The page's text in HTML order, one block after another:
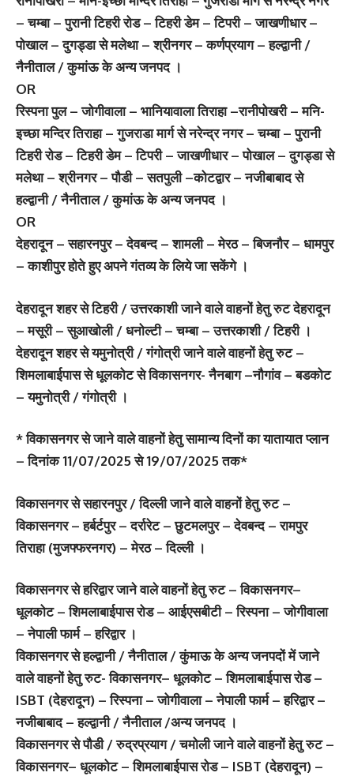
– चम्बा – पुरानी टिहरी रोड – टिहरी डेम – टिपरी – जाखणीधार –
पोखाल – दुगड्डा से मलेथा – श्रीनगर – कर्णप्रयाग – हल्द्वानी /
नैनीताल / कुमांऊ के अन्य जनपद ।
OR
रिस्पना पुल – जोगीवाला – भानियावाला तिराहा –रानीपोखरी – मनि-
इच्छा मन्दिर तिराहा – गुजराडा मार्ग से नरेन्द्र नगर – चम्बा – पुरानी
टिहरी रोड – टिहरी डेम – टिपरी – जाखणीधार – पोखाल – दुगड्डा से
मलेथा – श्रीनगर – पौडी – सतपुली –कोटद्वार – नजीबाबाद से
हल्द्वानी / नैनीताल / कुमांऊ के अन्य जनपद ।
OR
देहरादून – सहारनपुर – देवबन्द – शामली – मेरठ – बिजनौर – धामपुर
– काशीपुर होते हुए अपने गंतव्य के लिये जा सकेंगे ।
देहरादून शहर से टिहरी / उत्तरकाशी जाने वाले वाहनों हेतु रुट देहरादून
– मसूरी – सुआखोली / धनोल्टी – चम्बा – उत्तरकाशी / टिहरी ।
देहरादून शहर से यमुनोत्री / गंगोत्री जाने वाले वाहनों हेतु रुट –
शिमलाबाईपास से धूलकोट से विकासनगर- नैनबाग –नौगांव – बडकोट
– यमुनोत्री / गंगोत्री ।
* विकासनगर से जाने वाले वाहनों हेतु सामान्य दिनों का यातायात प्लान
– दिनांक 11/07/2025 से 19/07/2025 तक*
विकासनगर से सहारनपुर / दिल्ली जाने वाले वाहनों हेतु रुट –
विकासनगर – हर्बर्टपुर – दर्रारेट – छुटमलपुर – देवबन्द – रामपुर
तिराहा (मुजफ्फरनगर) – मेरठ – दिल्ली ।
विकासनगर से हरिद्वार जाने वाले वाहनों हेतु रुट – विकासनगर–
धूलकोट – शिमलाबाईपास रोड – आईएसबीटी – रिस्पना – जोगीवाला
– नेपाली फार्म – हरिद्वार ।
विकासनगर से हल्द्वानी / नैनीताल / कुंमाऊ के अन्य जनपदों में जाने
वाले वाहनों हेतु रुट- विकासनगर– धूलकोट – शिमलाबाईपास रोड –
ISBT (देहरादून) – रिस्पना – जोगीवाला – नेपाली फार्म – हरिद्वार –
नजीबाबाद – हल्द्वानी / नैनीताल /अन्य जनपद ।
विकासनगर से पौडी / रुद्रप्रयाग / चमोली जाने वाले वाहनों हेतु रुट –
विकासनगर– धूलकोट – शिमलाबाईपास रोड – ISBT (देहरादून) –